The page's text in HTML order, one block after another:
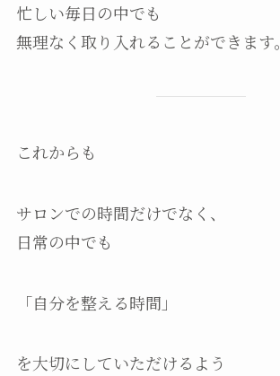
忙しい毎日の中でも
無理なく取り入れることができます。
これからも
サロンでの時間だけでなく、
日常の中でも
「自分を整える時間」
を大切にしていただけるよう